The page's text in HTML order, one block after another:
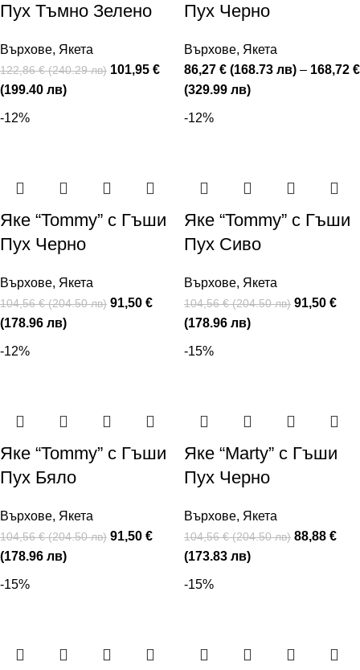
Пух Тъмно Зелено
Върхове, Якета
122,86 € (240.29 лв) 101,95 €
(199.40 лв)
Пух Черно
Върхове, Якета
86,27 € (168.73 лв) – 168,72 €
(329.99 лв)
-12%
Яке “Tommy” с Гъши
Пух Черно
Върхове, Якета
104,56 € (204.50 лв) 91,50 €
(178.96 лв)
-12%
Яке “Tommy” с Гъши
Пух Сиво
Върхове, Якета
104,56 € (204.50 лв) 91,50 €
(178.96 лв)
-12%
Яке “Tommy” с Гъши
Пух Бяло
Върхове, Якета
104,56 € (204.50 лв) 91,50 €
(178.96 лв)
-15%
Яке “Marty” с Гъши
Пух Черно
Върхове, Якета
104,56 € (204.50 лв) 88,88 €
(173.83 лв)
-15% -15%